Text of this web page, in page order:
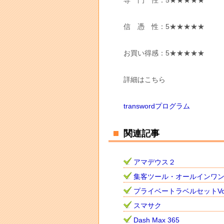
信 憑 性：5★★★★★
お買い得感：5★★★★★
詳細はこちら
transwordプログラム
関連記事
アマデウス２
集客ツール・オールインワ
プライベートラベルセット
スマサク
Dash Max 365